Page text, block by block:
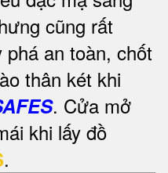
cũng rất
an toàn, chốt
thân két khi
. Cửa mở
khi lấy đồ
.